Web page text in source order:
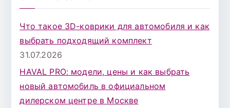
Что такое 3D-коврики для автомобиля и как
выбрать подходящий комплект
31.07.2026
HAVAL PRO: модели, цены и как выбрать
новый автомобиль в официальном
дилерском центре в Москве